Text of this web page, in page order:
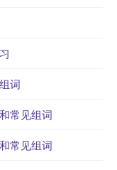
词
常见组词
常见组词